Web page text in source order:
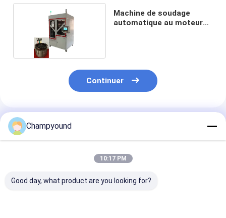
Machine de soudage
automatique au moteur
Continuer
Produits Recommandés
Champyound
10:17 PM
Good day, what product are you looking for?